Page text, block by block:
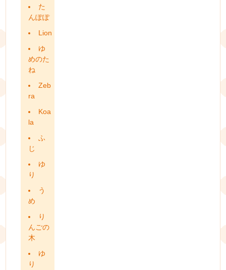
た
んぽぽ
Lion
ゆ
めのた
ね
Zeb
ra
Koa
la
ふ
じ
ゆ
り
う
め
り
んごの
木
ゆ
り